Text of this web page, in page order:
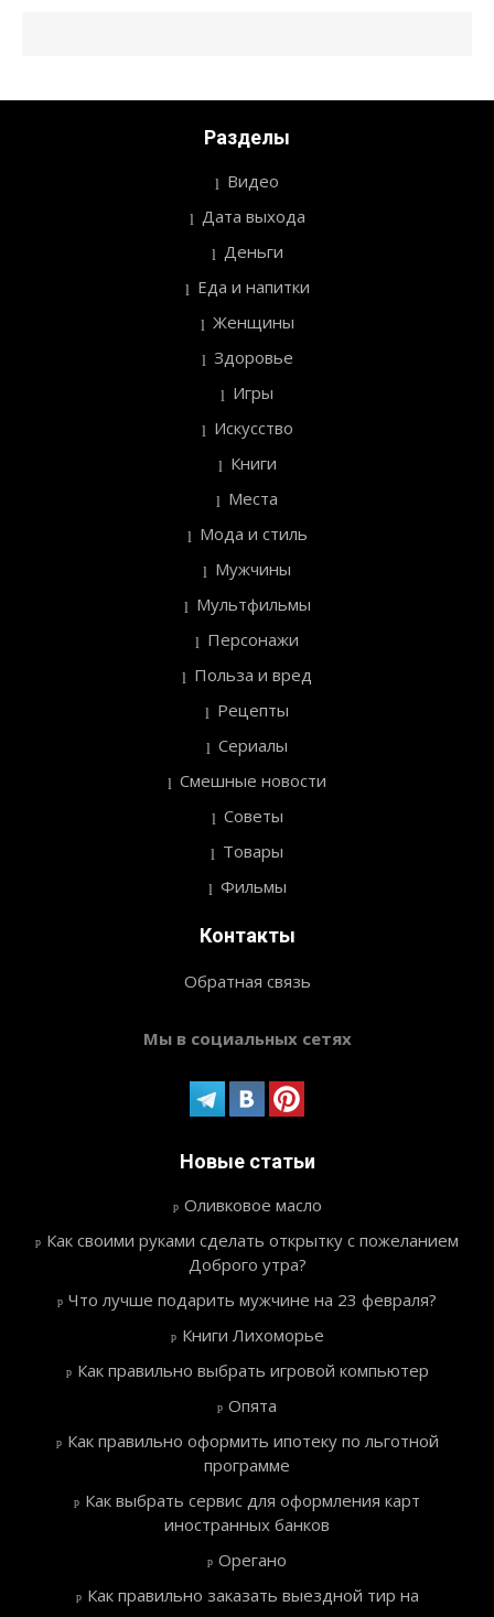
Разделы
Видео
Дата выхода
Деньги
Еда и напитки
Женщины
Здоровье
Игры
Искусство
Книги
Места
Мода и стиль
Мужчины
Мультфильмы
Персонажи
Польза и вред
Рецепты
Сериалы
Смешные новости
Советы
Товары
Фильмы
Контакты
Обратная связь
Мы в социальных сетях
Новые статьи
Оливковое масло
Как своими руками сделать открытку с пожеланием
Доброго утра?
Что лучше подарить мужчине на 23 февраля?
Книги Лихоморье
Как правильно выбрать игровой компьютер
Опята
Как правильно оформить ипотеку по льготной
программе
Как выбрать сервис для оформления карт
иностранных банков
Орегано
Как правильно заказать выездной тир на